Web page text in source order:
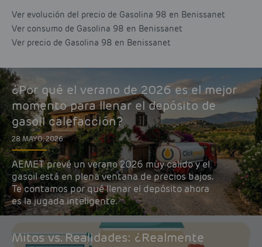
Ver evolución del precio de Gasolina 98 en Benissanet
Ver consumo de Gasolina 98 en Benissanet
Ver precio de Gasolina 98 en Benissanet
¿Por qué el verano de 2026 es el mejor
momento para llenar el depósito de
gasoil calefacción?
28 MAYO, 2026
AEMET prevé un verano 2026 muy cálido y el
gasoil está en plena ventana de precios bajos.
Te contamos por qué llenar el depósito ahora
es la jugada inteligente.
Mitos vs. Realidades: ¿Realmente